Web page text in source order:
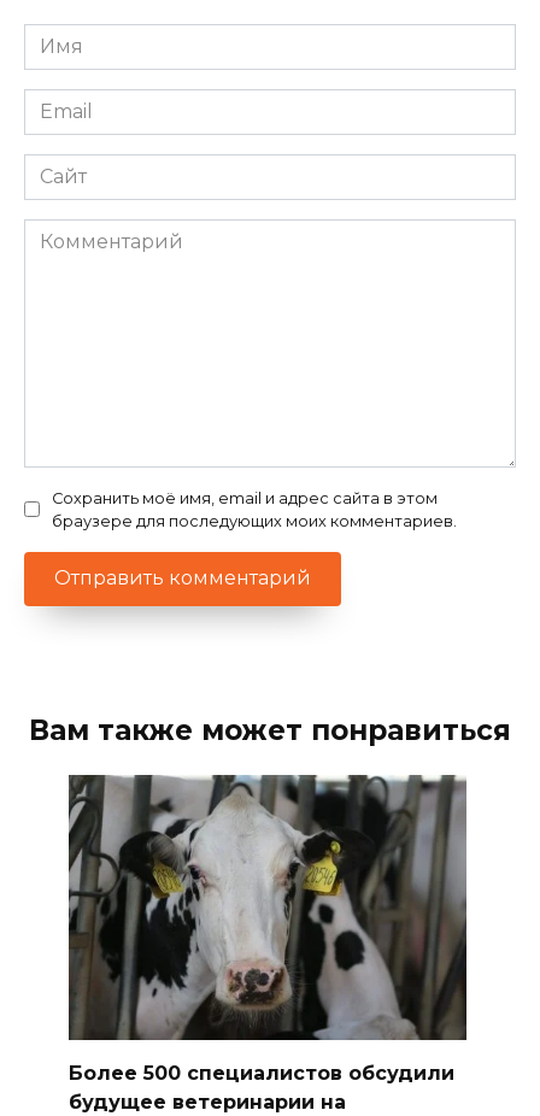
Имя
*
Email
*
Сайт
Комментарий
Сохранить моё имя, email и адрес сайта в этом
браузере для последующих моих комментариев.
Вам также может понравиться
Более 500 специалистов обсудили
будущее ветеринарии на